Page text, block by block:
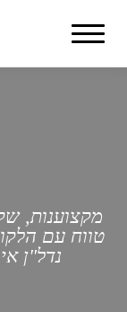
Toggle
מקצוענות,
טווח עם
נדל"ן